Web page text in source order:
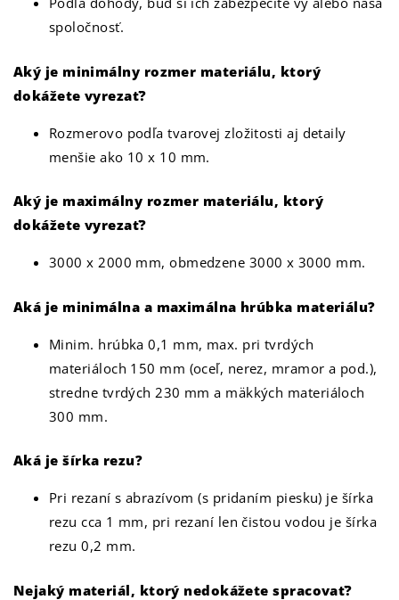
spoločnosť.
Aký je minimálny rozmer materiálu, ktorý
dokážete vyrezať?
Rozmerovo podľa tvarovej zložitosti aj detaily
menšie ako 10 x 10 mm.
Aký je maximálny rozmer materiálu, ktorý
dokážete vyrezať?
3000 x 2000 mm, obmedzene 3000 x 3000 mm.
Aká je minimálna a maximálna hrúbka materiálu?
Minim. hrúbka 0,1 mm, max. pri tvrdých
materiáloch 150 mm (oceľ, nerez, mramor a pod.),
stredne tvrdých 230 mm a mäkkých materiáloch
300 mm.
Aká je šírka rezu?
Pri rezaní s abrazívom (s pridaním piesku) je šírka
rezu cca 1 mm, pri rezaní len čistou vodou je šírka
rezu 0,2 mm.
Nejaký materiál, ktorý nedokážete spracovať?